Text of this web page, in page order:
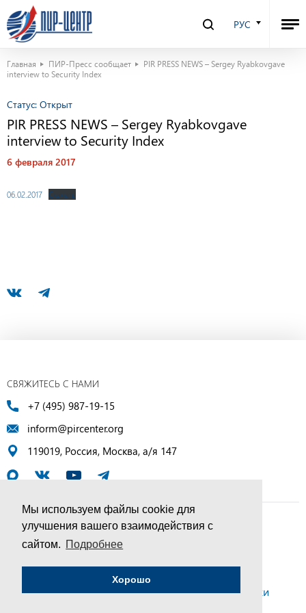
Мы используем файлы cookie для
улучшения вашего взаимодействия с
сайтом. Подробнее
Хорошо
РУС
Главная ПИР-Пресс сообщает
PIR PRESS NEWS – Sergey Ryabkovgave
interview to Security Index
Статус: Открыт
PIR PRESS NEWS – Sergey Ryabkovgave
interview to Security Index
6 февраля 2017
06.02.2017 Скачать
СВЯЖИТЕСЬ С НАМИ
+7 (495) 987-19-15
inform@pircenter.org
119019, Россия, Москва, а/я 147
© ПИР-Центр, 1994–2025 | Все права защищены
Соглашение об обработке персональных данных
Политика конфиденциальности и условия обработки